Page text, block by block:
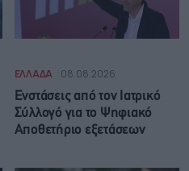
ΕΛΛΑΔΑ 08.08.2026
Ενστάσεις από τον Ιατρικό
Σύλλογό για το Ψηφιακό
Αποθετήριο εξετάσεων